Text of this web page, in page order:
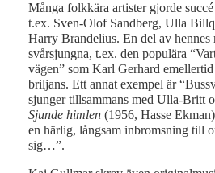
Många folkkära artister gjorde succé
t.ex. Sven-Olof Sandberg, Ulla
Harry Brandelius. En del av hennes
svårsjungna, t.ex. den populära
vägen” som Karl Gerhard
briljans. Ett annat exempel är
sjunger tillsammans med Ulla-Britt
Sjunde himlen (1956, Hasse
en härlig, långsam inbromsning till
sig…”.